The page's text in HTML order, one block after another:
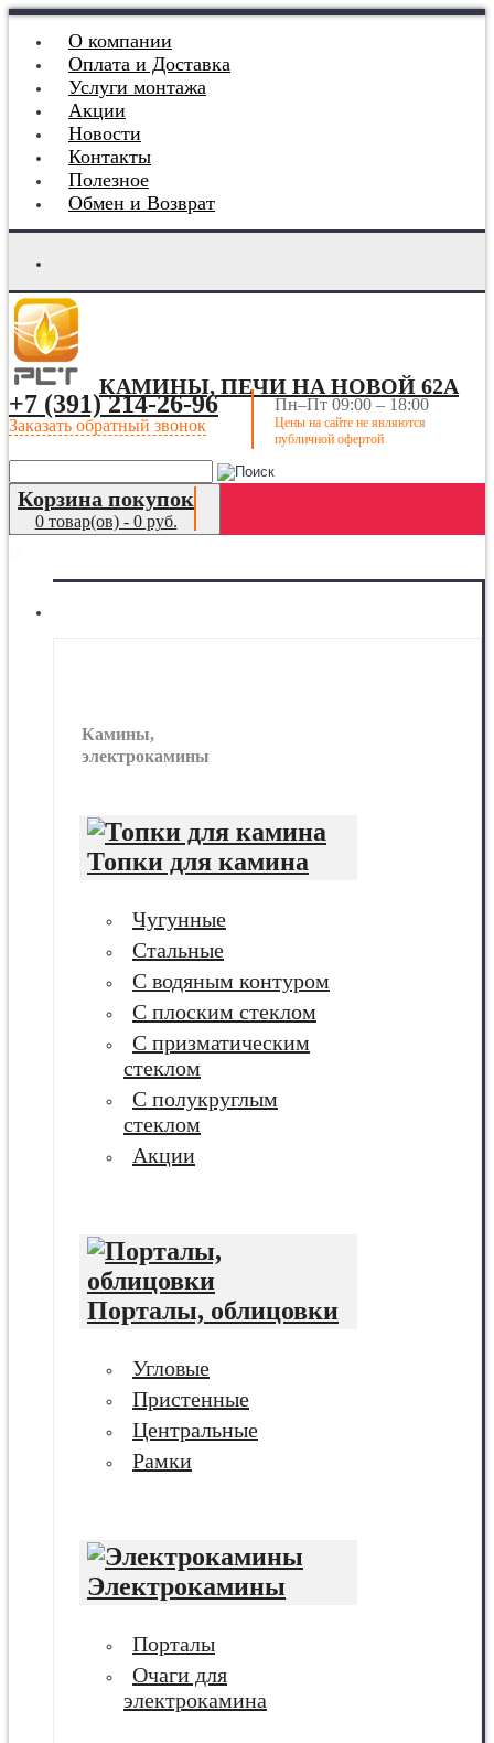
О компании
Оплата и Доставка
Услуги монтажа
Акции
Новости
Контакты
Полезное
Обмен и Возврат
КАМИНЫ, ПЕЧИ НА НОВОЙ 62А
+7 (391) 214-26-96
Заказать обратный звонок
Пн–Пт 09:00 – 18:00
Цены на сайте не являются
публичной офертой
Корзина покупок
0 товар(ов) - 0 руб.
Камины,
электрокамины
Топки для камина
Чугунные
Стальные
С водяным контуром
С плоским стеклом
С призматическим
стеклом
С полукруглым
стеклом
Акции
Порталы, облицовки
Угловые
Пристенные
Центральные
Рамки
Электрокамины
Порталы
Очаги для
электрокамина